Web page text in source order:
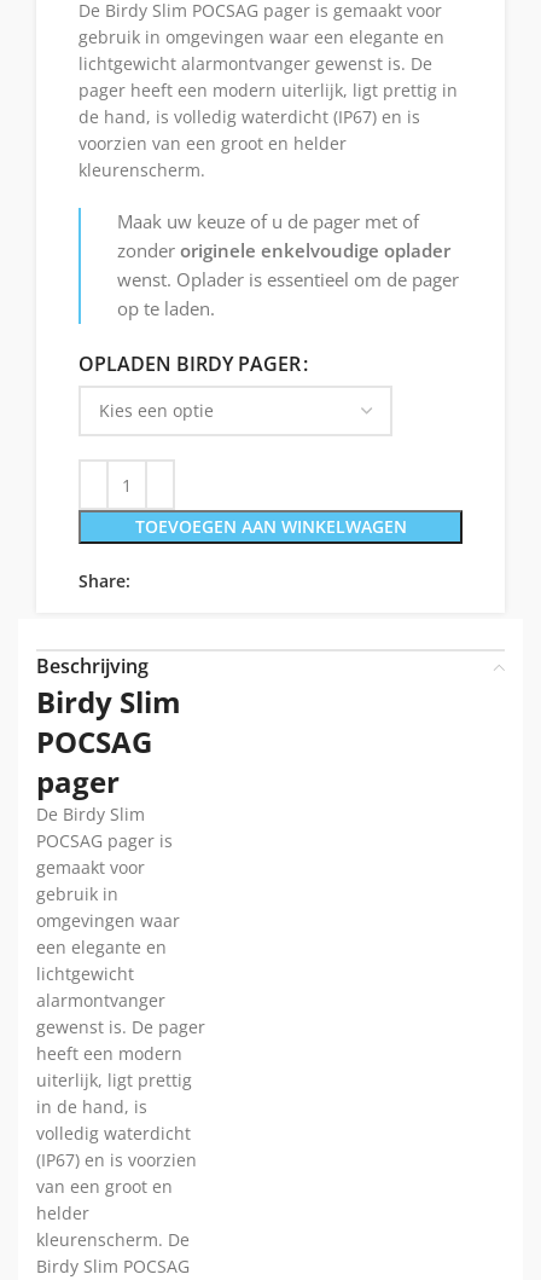
De Birdy Slim POCSAG pager is gemaakt voor
gebruik in omgevingen waar een elegante en
lichtgewicht alarmontvanger gewenst is. De
pager heeft een modern uiterlijk, ligt prettig in
de hand, is volledig waterdicht (IP67) en is
voorzien van een groot en helder
kleurenscherm.
Maak uw keuze of u de pager met of
zonderoriginele enkelvoudige oplader
wenst. Oplader is essentieel om de pager
op te laden.
OPLADEN BIRDY PAGER
TOEVOEGEN AAN WINKELWAGEN
Share:
Beschrijving
Birdy Slim
POCSAG
pager
De Birdy Slim
POCSAG pager is
gemaakt voor
gebruik in
omgevingen waar
een elegante en
lichtgewicht
alarmontvanger
gewenst is. De pager
heeft een modern
uiterlijk, ligt prettig
in de hand, is
volledig waterdicht
(IP67) en is voorzien
van een groot en
helder
kleurenscherm. De
Birdy Slim POCSAG